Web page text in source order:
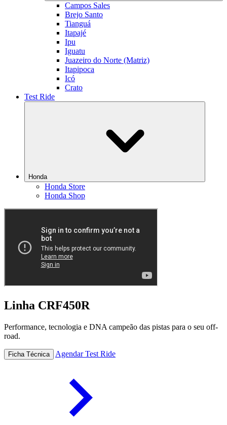
Campos Sales
Brejo Santo
Tianguá
Itapajé
Ipu
Iguatu
Juazeiro do Norte (Matriz)
Itapipoca
Icó
Crato
Test Ride
Honda
Honda Store
Honda Shop
Linha CRF450R
Performance, tecnologia e DNA campeão das pistas para o seu off-
road.
Ficha Técnica Agendar Test Ride